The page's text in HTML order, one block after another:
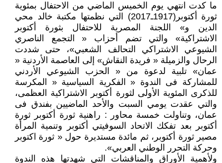
ما كدت انتهي يوم الخميس الماضي من الاحتفال بمئوية
ثورة أكتوبر(1917ـ2017) التي نظمتها مكتبة خالد محي
الدين و» اللجنة المصرية للاحتفال بثورة أكتوبر
الاشتراكية» والتي تضم أحزاب « التجمع الناصري
الشيوعي الاشتراكي التحالف الشعبي»، حتى شددت
الرحال والزميلة « فريدة النقاش» إلى العاصمة الأردنية «
عمان» تلبية لدعوة من « الحزب الشيوعي الأردني
للمشاركة فى الندوة « الفكرية السياسية « المكرسة
للذكرى المئوية الأولى لثورة أكتوبر الاشتراكية العظمى،
والتي عقدت يومي السبت والأحد الماضيين بفندق فى
عمان، وتناولت خمسة محاور : راهنية ثورة أكتوبر ثورة
أكتوبر بعد تفكك الاتحاد السوفيتي أكتوبر وتنمية المرأة
مصير ثورة أكتوبر، ثم مائدة مستديرة حول « ثورة اكتوبر
وحركة التحرر الوطني العربي».
ولأهمية الأوراق والمناقشات التي شهدتها هذه الندوة